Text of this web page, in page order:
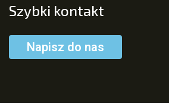
Szybki kontakt
Napisz do nas